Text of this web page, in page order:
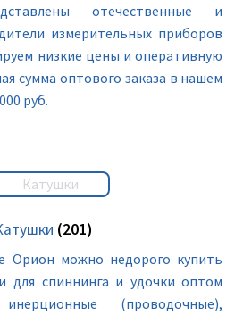
отечественные и
измерительных приборов
низкие цены и оперативную
сумма оптового заказа в нашем
руб.
(201)
Орион можно недорого купить
для спиннинга и удочки оптом
(проводочные),